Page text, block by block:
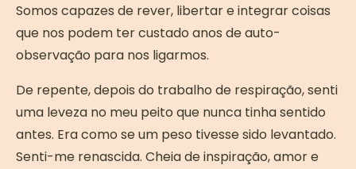
Somos capazes de rever, libertar e integrar coisas
que nos podem ter custado anos de auto-
observação para nos ligarmos.
De repente, depois do trabalho de respiração, senti
uma leveza no meu peito que nunca tinha sentido
antes. Era como se um peso tivesse sido levantado.
Senti-me renascida. Cheia de inspiração, amor e